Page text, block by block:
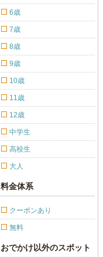
6歳
7歳
8歳
9歳
10歳
11歳
12歳
中学生
高校生
大人
料金体系
クーポンあり
無料
おでかけ以外のスポット